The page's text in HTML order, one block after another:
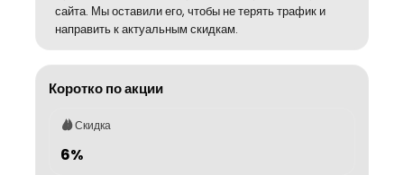
сайта. Мы оставили его, чтобы не терять трафик и
направить к актуальным скидкам.
Коротко по акции
Скидка
6%